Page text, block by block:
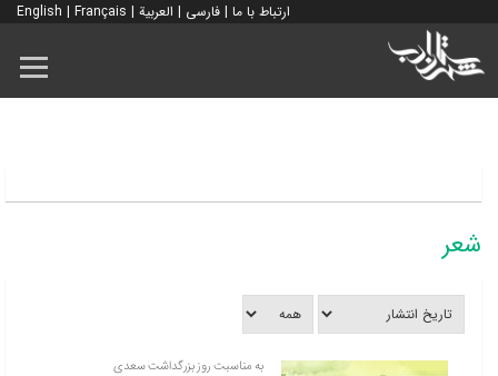
ارتباط با ما | فارسی | العربية |
English | Français
شعر
به مناسبت روز بزرگداشت سعدی